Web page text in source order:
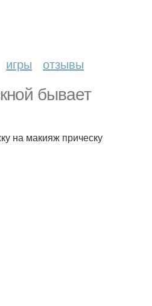
игры отзывы
бывает
на макияж прическу